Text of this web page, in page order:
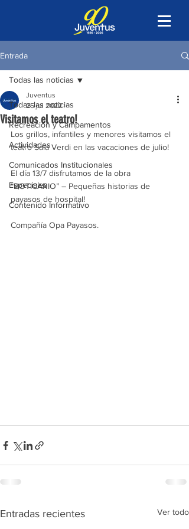
Entrada
Todas las noticias
Recreación y Campamentos
Actividades
Comunicados Institucionales
Especiales
Contenido Informativo
Todas las noticias
Visitamos el teatro!
Juventus
25 jul 2022
Los grillos, infantiles y menores visitamos el
teatro Sala Verdi en las vacaciones de julio!
El día 13/7 disfrutamos de la obra
“BOTICARIO” – Pequeñas historias de
payasos de hospital!
Compañía Opa Payasos.
Entradas recientes Ver todo